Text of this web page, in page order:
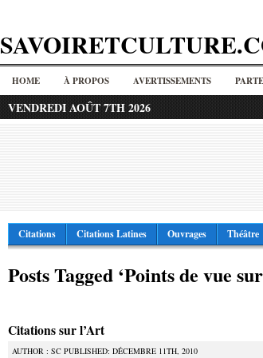
HOME À PROPOS AVERTISSEMENTS
VENDREDI AOÛT 7TH 2026
Citations Citations Latines Ouvrages Théâtre
Posts Tagged ‘Points de vue
Citations sur l’Art
AUTHOR : SC PUBLISHED: DÉCEMBRE 11TH, 2010